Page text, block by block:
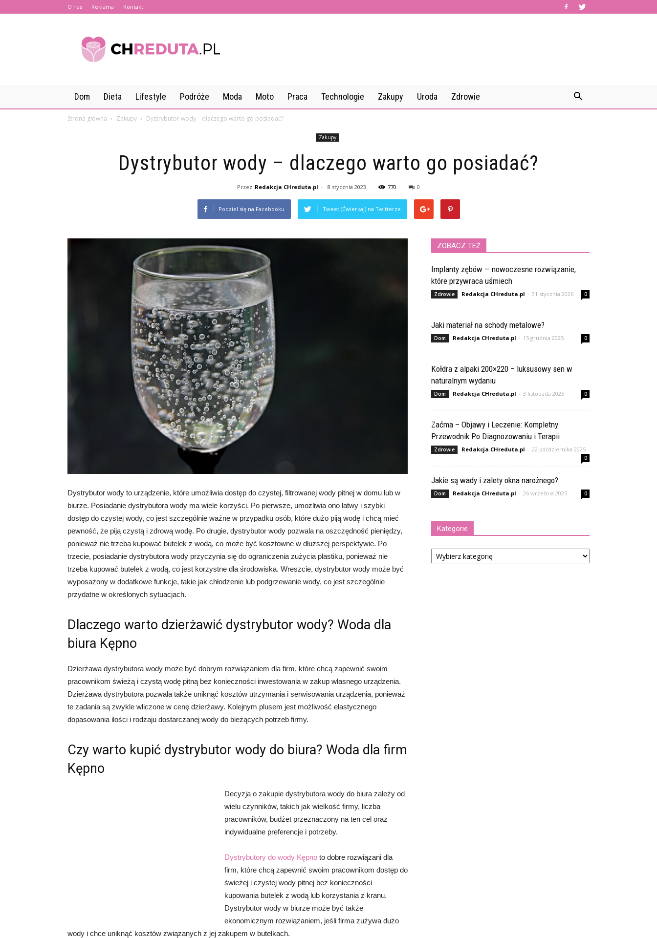
O nas Reklama Kontakt
Dom Dieta Lifestyle Podróże Moda Moto Praca Technologie Zakupy Uroda Zdrowie
Strona główna Zakupy Dystrybutor wody – dlaczego warto go posiadać?
Zakupy
Dystrybutor wody – dlaczego warto go posiadać?
Przez Redakcja CHreduta.pl - 8 stycznia 2023 770 0
Podziel się na Facebooku Tweet (Ćwierkaj) na Twitterze
Dystrybutor wody to urządzenie, które umożliwia dostęp do czystej, filtrowanej wody pitnej w domu lub w
biurze. Posiadanie dystrybutora wody ma wiele korzyści. Po pierwsze, umożliwia ono łatwy i szybki
dostęp do czystej wody, co jest szczególnie ważne w przypadku osób, które dużo piją wodę i chcą mieć
pewność, że piją czystą i zdrową wodę. Po drugie, dystrybutor wody pozwala na oszczędność pieniędzy,
ponieważ nie trzeba kupować butelek z wodą, co może być kosztowne w dłuższej perspektywie. Po
trzecie, posiadanie dystrybutora wody przyczynia się do ograniczenia zużycia plastiku, ponieważ nie
trzeba kupować butelek z wodą, co jest korzystne dla środowiska. Wreszcie, dystrybutor wody może być
wyposażony w dodatkowe funkcje, takie jak chłodzenie lub podgrzewanie wody, co jest szczególnie
przydatne w określonych sytuacjach.
Dlaczego warto dzierżawić dystrybutor wody? Woda dla
biura Kępno
Dzierżawa dystrybutora wody może być dobrym rozwiązaniem dla firm, które chcą zapewnić swoim
pracownikom świeżą i czystą wodę pitną bez konieczności inwestowania w zakup własnego urządzenia.
Dzierżawa dystrybutora pozwala także uniknąć kosztów utrzymania i serwisowania urządzenia, ponieważ
te zadania są zwykle wliczone w cenę dzierżawy. Kolejnym plusem jest możliwość elastycznego
dopasowania ilości i rodzaju dostarczanej wody do bieżących potrzeb firmy.
Czy warto kupić dystrybutor wody do biura? Woda dla firm
Kępno
Decyzja o zakupie dystrybutora wody do biura zależy od
wielu czynników, takich jak wielkość firmy, liczba
pracowników, budżet przeznaczony na ten cel oraz
indywidualne preferencje i potrzeby.
Dystrybutory do wody Kępno to dobre rozwiązani dla
firm, które chcą zapewnić swoim pracownikom dostęp do
świeżej i czystej wody pitnej bez konieczności
kupowania butelek z wodą lub korzystania z kranu.
Dystrybutor wody w biurze może być także
ekonomicznym rozwiązaniem, jeśli firma zużywa dużo
wody i chce uniknąć kosztów związanych z jej zakupem w butelkach.
ZOBACZ TEŻ
Implanty zębów — nowoczesne rozwiązanie,
które przywraca uśmiech
Zdrowie Redakcja CHreduta.pl - 31 stycznia 2026 0
Jaki materiał na schody metalowe?
Dom Redakcja CHreduta.pl - 15 grudnia 2025 0
Kołdra z alpaki 200×220 – luksusowy sen w
naturalnym wydaniu
Dom Redakcja CHreduta.pl - 3 listopada 2025 0
Zaćma – Objawy i Leczenie: Kompletny
Przewodnik Po Diagnozowaniu i Terapii
Zdrowie Redakcja CHreduta.pl - 22 października 2025
0
Jakie są wady i zalety okna narożnego?
Dom Redakcja CHreduta.pl - 26 września 2025 0
Kategorie
Kategorie